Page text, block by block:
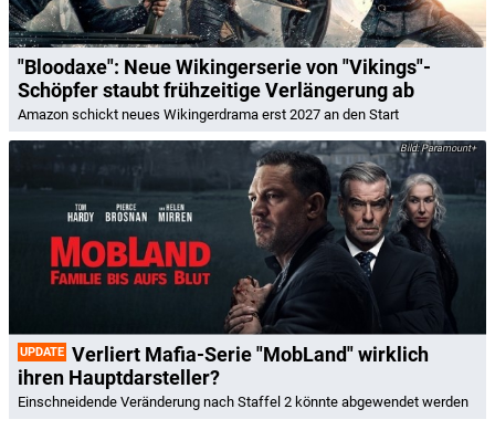
"Bloodaxe": Neue Wikingerserie von "Vikings"-
Schöpfer staubt frühzeitige Verlängerung ab
Amazon schickt neues Wikingerdrama erst 2027 an den Start
Paramount+
UPDATE Verliert Mafia-Serie "MobLand" wirklich
ihren Hauptdarsteller?
Einschneidende Veränderung nach Staffel 2 könnte abgewendet werden